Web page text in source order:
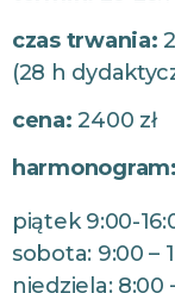
czas trwania:
(28 h
cena:2400 zł
harmonogram:
piątek 9:00-
sobota: 9:00 –
niedziela: 8:00